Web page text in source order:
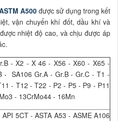
A500 được sử dụng trong kết
vận chuyển khí đốt, dầu khí và
nhiệt độ cao, và chịu được áp
- X2 - X 46 - X56 - X60 - X65 -
- SA106 Gr.A - Gr.B - Gr.C - T1 -
- T12 - T22 - P2 - P5 - P9 - P11
- 13CrMo44 - 16Mn
5CT - ASTA A53 - ASME A106